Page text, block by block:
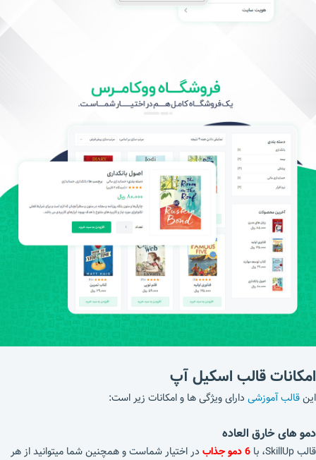
امکانات قالب اسکیل آپ
اینقالب آموزشی دارای ویژگی ها و امکانات زیر است:
دمو های خارق العاده
قالب SkillUp، با
در اختیار شماست و همچنین شما میتوانید از هر